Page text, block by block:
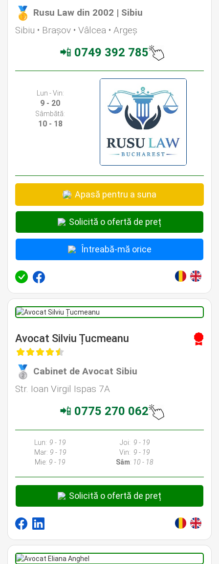
Rusu Law din 2002 | Sibiu
Sibiu • Brașov • Vâlcea • Argeș
📲 0749 392 785
Lun - Vin:
9 - 20
Sâmbătă:
10 - 18
Apasă pentru a suna
Solicită o ofertă de preț
Întreabă-mă orice
Avocat Silviu Țucmeanu
Cabinet de Avocat Sibiu
Str. Ioan Virgil Ispas 7A
📲 0775 270 062
Lun: 9 - 19
Mar: 9 - 19
Mie: 9 - 19
Joi: 9 - 19
Vin: 9 - 19
Sâm: 10 - 18
Solicită o ofertă de preț